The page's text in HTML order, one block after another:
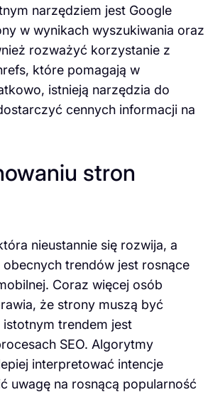
narzędziem jest Google
w wynikach wyszukiwania oraz
rozważyć korzystanie z
które pomagają w
istnieją narzędzia do
cennych informacji na
stron
nieustannie się rozwija, a
trendów jest rosnące
Coraz więcej osób
że strony muszą być
istotnym trendem jest
SEO. Algorytmy
interpretować intencje
uwagę na rosnącą popularność